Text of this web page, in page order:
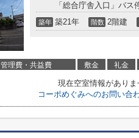
「総合庁舎入口」バ
築年 築21年 階数 2階建
管理費・共益費 敷金 礼金
現在空室情報がありま
コーポめぐみへのお問い合